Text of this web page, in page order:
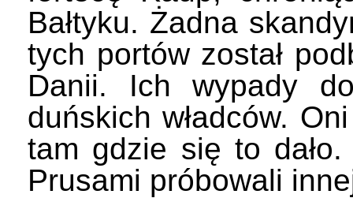
Bałtyku. Żadna
tych portów został
Danii. Ich wypady
duńskich władców.
tam gdzie się to
Prusami próbowali